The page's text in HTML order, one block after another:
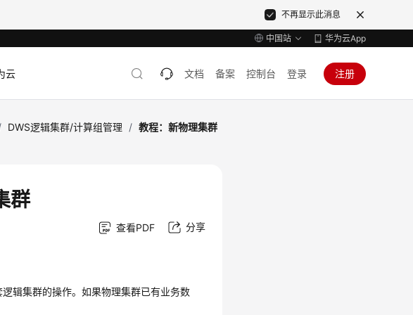
不再显示此消息
中国站 华为云App
云 文档 备案 控制台 登录 注册
DWS逻辑集群/计算组管理 / 教程：新物理集群
群
查看PDF 分享
辑集群的操作。如果物理集群已有业务数